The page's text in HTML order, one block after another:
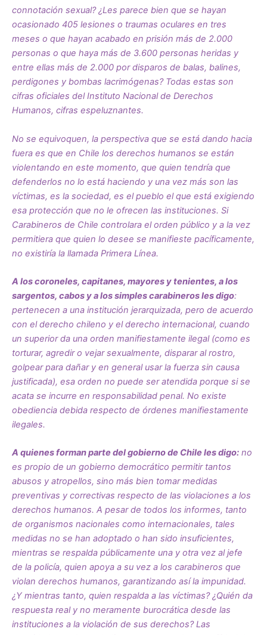
connotación sexual? ¿Les parece bien que se hayan
ocasionado 405 lesiones o traumas oculares en tres
meses o que hayan acabado en prisión más de 2.000
personas o que haya más de 3.600 personas heridas y
entre ellas más de 2.000 por disparos de balas, balines,
perdigones y bombas lacrimógenas? Todas estas son
cifras oficiales del Instituto Nacional de Derechos
Humanos, cifras espeluznantes.
No se equivoquen, la perspectiva que se está dando hacia
fuera es que en Chile los derechos humanos se están
violentando en este momento, que quien tendría que
defenderlos no lo está haciendo y una vez más son las
víctimas, es la sociedad, es el pueblo el que está exigiendo
esa protección que no le ofrecen las instituciones. Si
Carabineros de Chile controlara el orden público y a la vez
permitiera que quien lo desee se manifieste pacíficamente,
no existiría la llamada Primera Línea.
A los coroneles, capitanes, mayores y tenientes, a los
sargentos, cabos y a los simples carabineros les digo:
pertenecen a una institución jerarquizada, pero de acuerdo
con el derecho chileno y el derecho internacional, cuando
un superior da una orden manifiestamente ilegal (como es
torturar, agredir o vejar sexualmente, disparar al rostro,
golpear para dañar y en general usar la fuerza sin causa
justificada), esa orden no puede ser atendida porque si se
acata se incurre en responsabilidad penal. No existe
obediencia debida respecto de órdenes manifiestamente
ilegales.
A quienes forman parte del gobierno de Chile les digo: no
es propio de un gobierno democrático permitir tantos
abusos y atropellos, sino más bien tomar medidas
preventivas y correctivas respecto de las violaciones a los
derechos humanos. A pesar de todos los informes, tanto
de organismos nacionales como internacionales, tales
medidas no se han adoptado o han sido insuficientes,
mientras se respalda públicamente una y otra vez al jefe
de la policía, quien apoya a su vez a los carabineros que
violan derechos humanos, garantizando así la impunidad.
¿Y mientras tanto, quien respalda a las víctimas? ¿Quién da
respuesta real y no meramente burocrática desde las
instituciones a la violación de sus derechos? Las